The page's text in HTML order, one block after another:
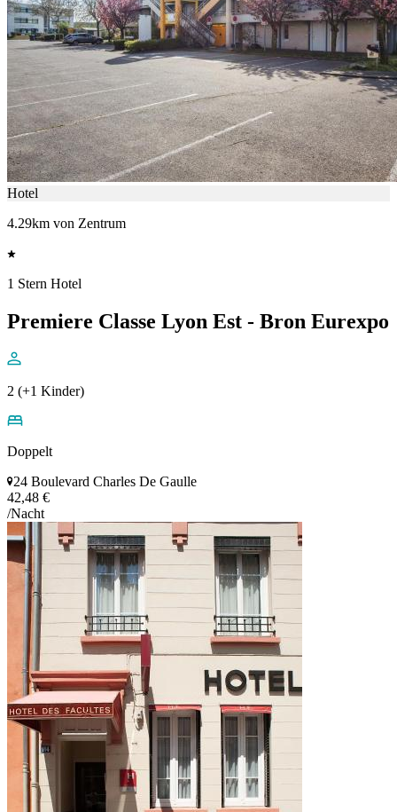
Hotel
4.29km von Zentrum
1 Stern Hotel
Premiere Classe Lyon Est - Bron Eurexpo
2 (+1 Kinder)
Doppelt
24 Boulevard Charles De Gaulle
42,48 €
/Nacht